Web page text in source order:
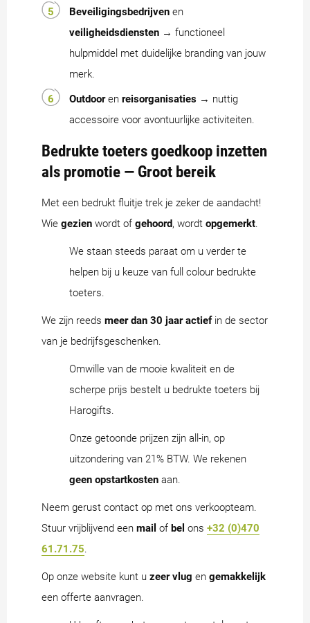
Beveiligingsbedrijven en
veiligheidsdiensten → functioneel
hulpmiddel met duidelijke branding van jouw
merk.
Outdooren reisorganisaties → nuttig
accessoire voor avontuurlijke activiteiten.
Bedrukte toeters goedkoop inzetten
als promotie — Groot bereik
Met een bedrukt fluitje trek je zeker de aandacht!
Wie gezien wordt of gehoord, wordt opgemerkt
We staan steeds paraat om u verder te
helpen bij u keuze van full colour bedrukte
toeters.
We zijn reeds meer dan 30 jaar actiefin de sector
van je bedrijfsgeschenken.
Omwille van de mooie kwaliteit en de
scherpe prijs bestelt u bedrukte toeters bij
Harogifts.
Onze getoonde prijzen zijn all-in, op
uitzondering van 21% BTW. We rekenen
geen opstartkosten aan.
Neem gerust contact op met ons verkoopteam.
Stuur vrijblijvend een mail of bel ons +32 (0)470
61.71.75
Op onze website kunt u zeer vlug en gemakkelijk
een offerte aanvragen.